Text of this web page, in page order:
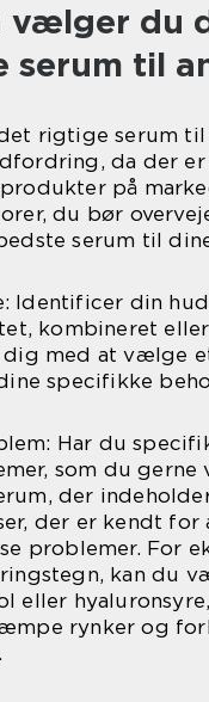
vælger du
serum til
rigtige serum til
da der
på
du bør
serum til
Identificer din
kombineret
med at vælge
specifikke
Har du
som du gerne
der
der er kendt
problemer. For
kan du
eller
rynker og